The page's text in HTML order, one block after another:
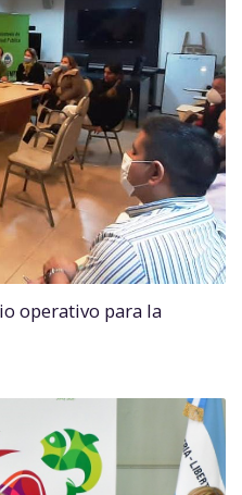
operativo para la